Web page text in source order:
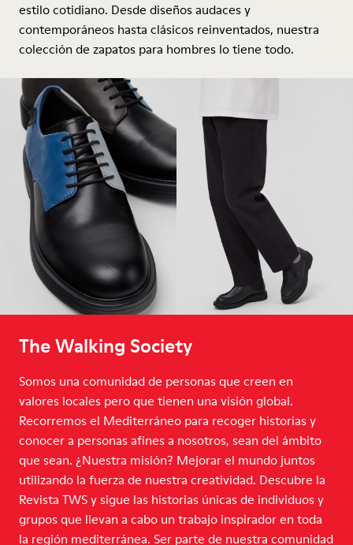
estilo cotidiano. Desde diseños audaces y
contemporáneos hasta clásicos reinventados, nuestra
colección de zapatos para hombres lo tiene todo.
The Walking Society
Somos una comunidad de personas que creen en
valores locales pero que tienen una visión global.
Recorremos el Mediterráneo para recoger historias y
conocer a personas afines a nosotros, sean del ámbito
que sean. ¿Nuestra misión? Mejorar el mundo juntos
utilizando la fuerza de nuestra creatividad. Descubre la
Revista TWS y sigue las historias únicas de individuos y
grupos que llevan a cabo un trabajo inspirador en toda
la región mediterránea. Ser parte de nuestra comunidad